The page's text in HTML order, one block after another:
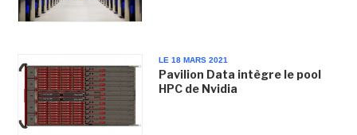
LE 18 MARS 2021
Pavilion Data intègre le pool
HPC de Nvidia